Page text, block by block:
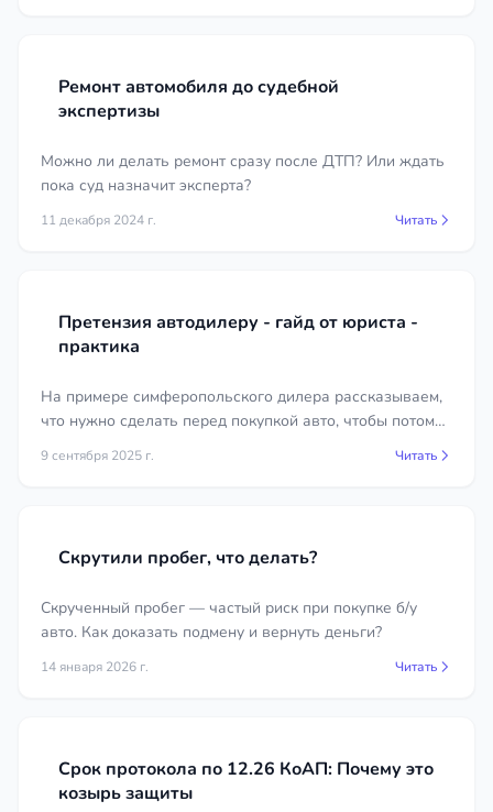
Ремонт автомобиля до судебной
экспертизы
Можно ли делать ремонт сразу после ДТП? Или ждать
пока суд назначит эксперта?
11 декабря 2024 г. Читать
Претензия автодилеру - гайд от юриста -
практика
На примере симферопольского дилера рассказываем,
что нужно сделать перед покупкой авто, чтобы потом
можно было получить ремонт или возврат денег.
9 сентября 2025 г. Читать
Скрутили пробег, что делать?
Скрученный пробег — частый риск при покупке б/у
авто. Как доказать подмену и вернуть деньги?
14 января 2026 г. Читать
Срок протокола по 12.26 КоАП: Почему это
козырь защиты